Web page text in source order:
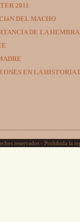
2011
DEL MACHO
DE LA HEMBRA
EN LA HISTORIA
reservados - Prohibida la